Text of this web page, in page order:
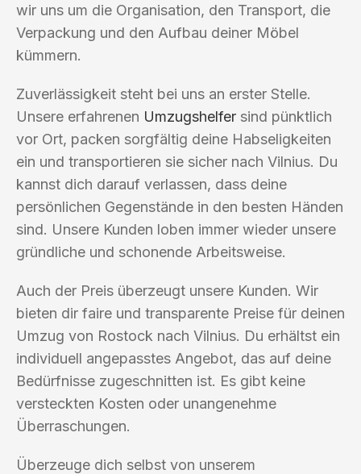
wir uns um die Organisation, den Transport, die
Verpackung und den Aufbau deiner Möbel
kümmern.
Zuverlässigkeit steht bei uns an erster Stelle.
Unsere erfahrenen Umzugshelfer sind pünktlich
vor Ort, packen sorgfältig deine Habseligkeiten
ein und transportieren sie sicher nach Vilnius. Du
kannst dich darauf verlassen, dass deine
persönlichen Gegenstände in den besten Händen
sind. Unsere Kunden loben immer wieder unsere
gründliche und schonende Arbeitsweise.
Auch der Preis überzeugt unsere Kunden. Wir
bieten dir faire und transparente Preise für deinen
Umzug von Rostock nach Vilnius. Du erhältst ein
individuell angepasstes Angebot, das auf deine
Bedürfnisse zugeschnitten ist. Es gibt keine
versteckten Kosten oder unangenehme
Überraschungen.
Überzeuge dich selbst von unserem